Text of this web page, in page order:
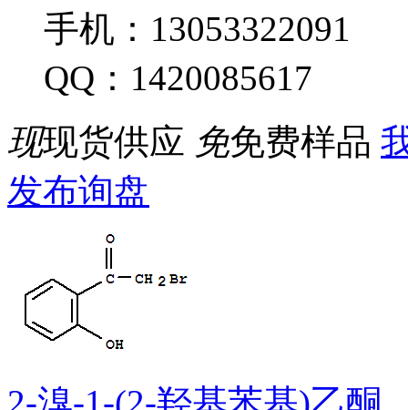
手机：13053322091
QQ：1420085617
现现货供应 免免费样品
发布询盘
2-溴-1-(2-羟基苯基)乙酮